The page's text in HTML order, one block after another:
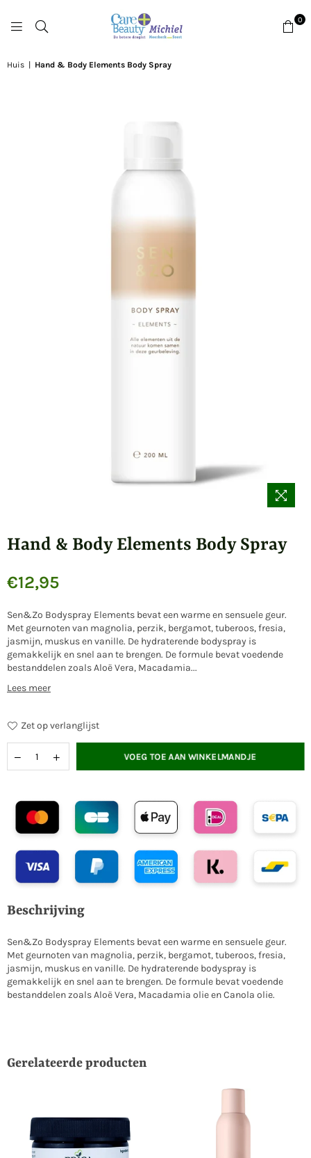
0
Huis Hand & Body Elements Body Spray
Hand & Body Elements Body Spray
Normale
€12,95
Sen&Zo Bodyspray Elements bevat een warme en sensuele geur.
Met geurnoten van magnolia, perzik, bergamot, tuberoos, fresia,
jasmijn, muskus en vanille. De hydraterende bodyspray is
gemakkelijk en snel aan te brengen. De formule bevat voedende
bestanddelen zoals Aloë Vera, Macadamia...
Lees meer
Zet op verlanglijst
VOEG TOE AAN WINKELMANDJE
Beschrijving
Sen&Zo Bodyspray Elements bevat een warme en sensuele geur.
Met geurnoten van magnolia, perzik, bergamot, tuberoos, fresia,
jasmijn, muskus en vanille. De hydraterende bodyspray is
gemakkelijk en snel aan te brengen. De formule bevat voedende
bestanddelen zoals Aloë Vera, Macadamia olie en Canola olie.
Gerelateerde producten